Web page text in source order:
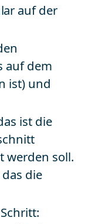
auf der
auf dem
ist) und
ist die
werden soll.
die